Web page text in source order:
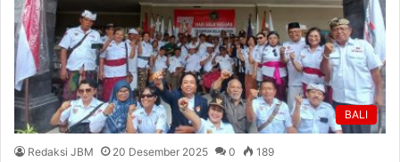
BALI
Redaksi JBM 20 Desember 2025 0 189